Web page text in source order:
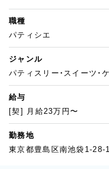
職種
パティシエ
ジャンル
パティスリー・スイーツ・
給与
[契] 月給23万円〜
勤務地
東京都豊島区南池袋1-